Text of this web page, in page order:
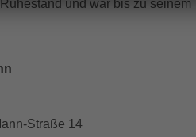
und war bis zu seinem
Straße 14